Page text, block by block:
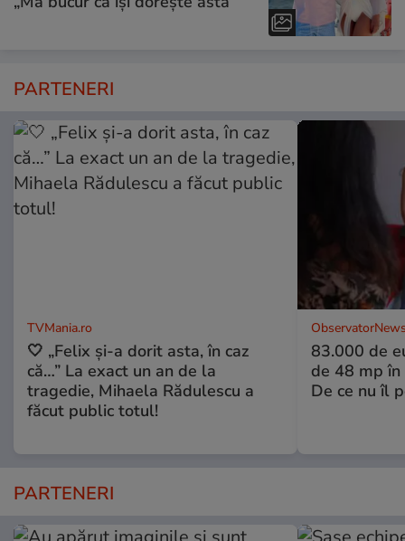
PARTENERI
TVMania.ro
🤍 „Felix și-a dorit asta, în caz
că…” La exact un an de la
tragedie, Mihaela Rădulescu a
făcut public totul!
83.000 de
de 48 mp
De ce nu îl
PARTENERI